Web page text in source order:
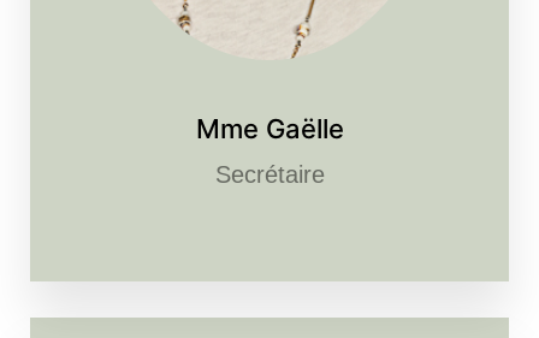
Mme Gaëlle
Secrétaire